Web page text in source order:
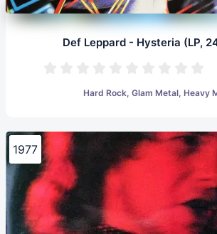
Def Leppard - Hysteria (LP,
Hard Rock, Glam Metal, Heavy
1977